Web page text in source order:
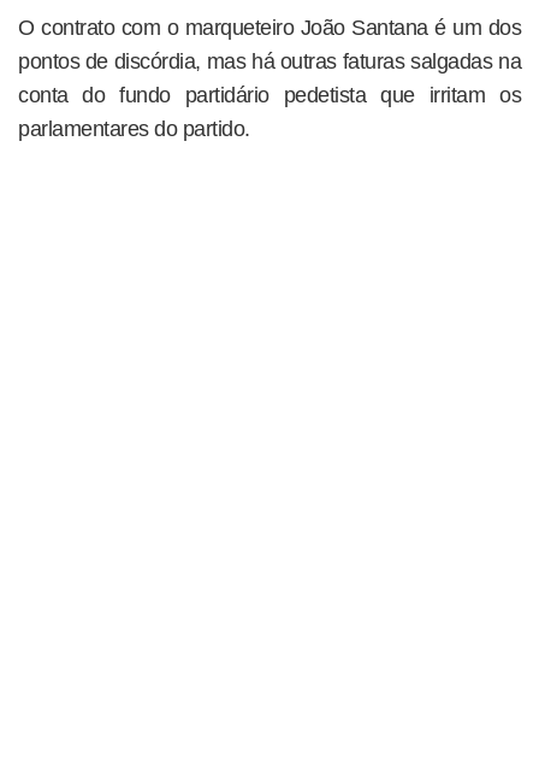
O contrato com o marqueteiro João Santana é um dos
pontos de discórdia, mas há outras faturas salgadas na
conta do fundo partidário pedetista que irritam os
parlamentares do partido.